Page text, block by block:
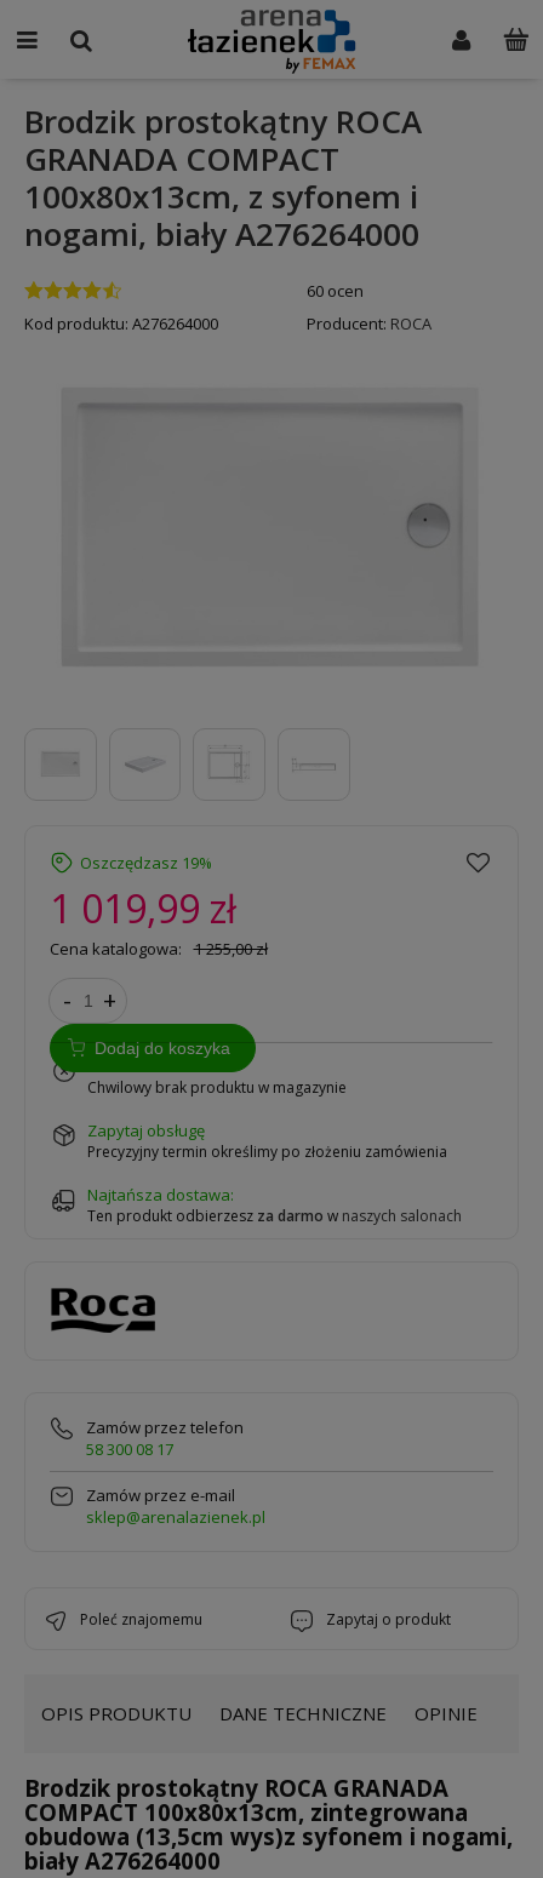
Brodzik prostokątny ROCA
GRANADA COMPACT
100x80x13cm, z syfonem i
nogami, biały A276264000
60 ocen
Kod produktu: A276264000 Producent: ROCA
Oszczędzasz 19%
1 019,99 zł
Cena katalogowa: 1 255,00 zł
- +
Dodaj do koszyka
Chwilowy brak produktu w magazynie
zapytaj obsługę
Precyzyjny termin określimy po złożeniu zamówienia
Najtańsza dostawa:
Ten produkt odbierzesz za darmo w naszych salonach
Zamów przez telefon
58 300 08 17
Zamów przez e-mail
sklep@arenalazienek.pl
poleć znajomemu zapytaj o produkt
OPIS PRODUKTU DANE TECHNICZNE OPINIE
Brodzik prostokątny ROCA GRANADA
COMPACT 100x80x13cm, zintegrowana
obudowa (13,5cm wys)z syfonem i nogami,
biały A276264000